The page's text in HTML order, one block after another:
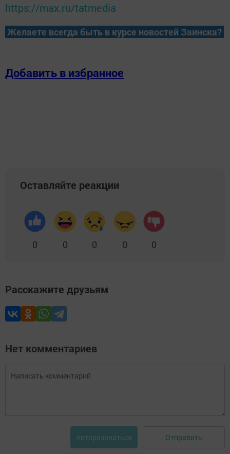
https://max.ru/tatmedia
Желаете всегда быть в курсе новостей Заинска?
Добавить в избранное
Оставляйте реакции
0 0 0 0 0
Расскажите друзьям
Нет комментариев
Авторизоваться Отправить